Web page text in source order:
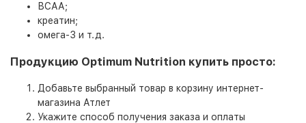
ВСАА;
креатин;
омега-3 и т.д.
Продукцию Optimum Nutrition купить просто:
Добавьте выбранный товар в корзину интернет-
магазина Атлет
Укажите способ получения заказа и оплаты